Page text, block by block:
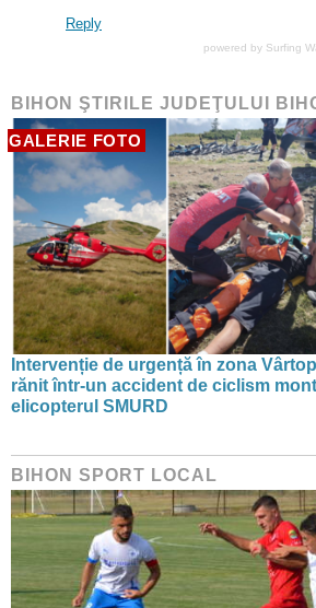
Reply
powered by Surfing
BIHON ŞTIRILE JUDEŢULUI
GALERIE FOTO
Intervenție de urgență în zona
rănit într-un accident de ciclism
elicopterul SMURD
BIHON SPORT LOCAL